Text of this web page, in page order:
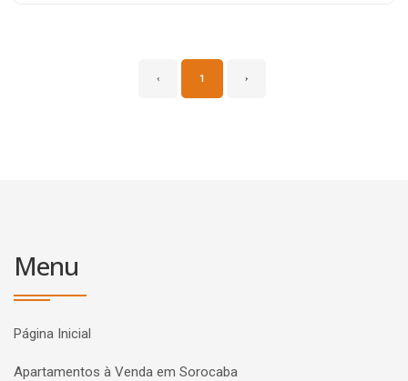
‹ 1 ›
Menu
Página Inicial
Apartamentos à Venda em Sorocaba